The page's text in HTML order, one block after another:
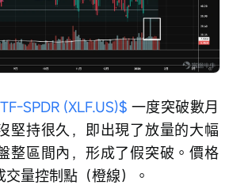
SPDR (XLF.US)$ 一度突破數月
堅持很久，即出現了放量的大幅
整區間內，形成了假突破。價格
量控制點（橙線）。